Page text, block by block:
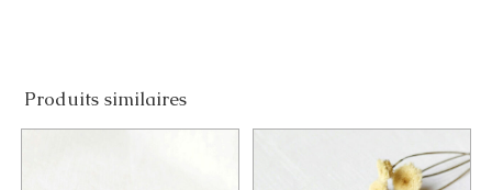
Produits similaires